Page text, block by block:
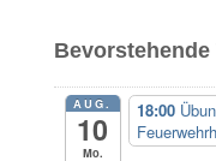
n
n
AUG.
10
Mo.
18:00